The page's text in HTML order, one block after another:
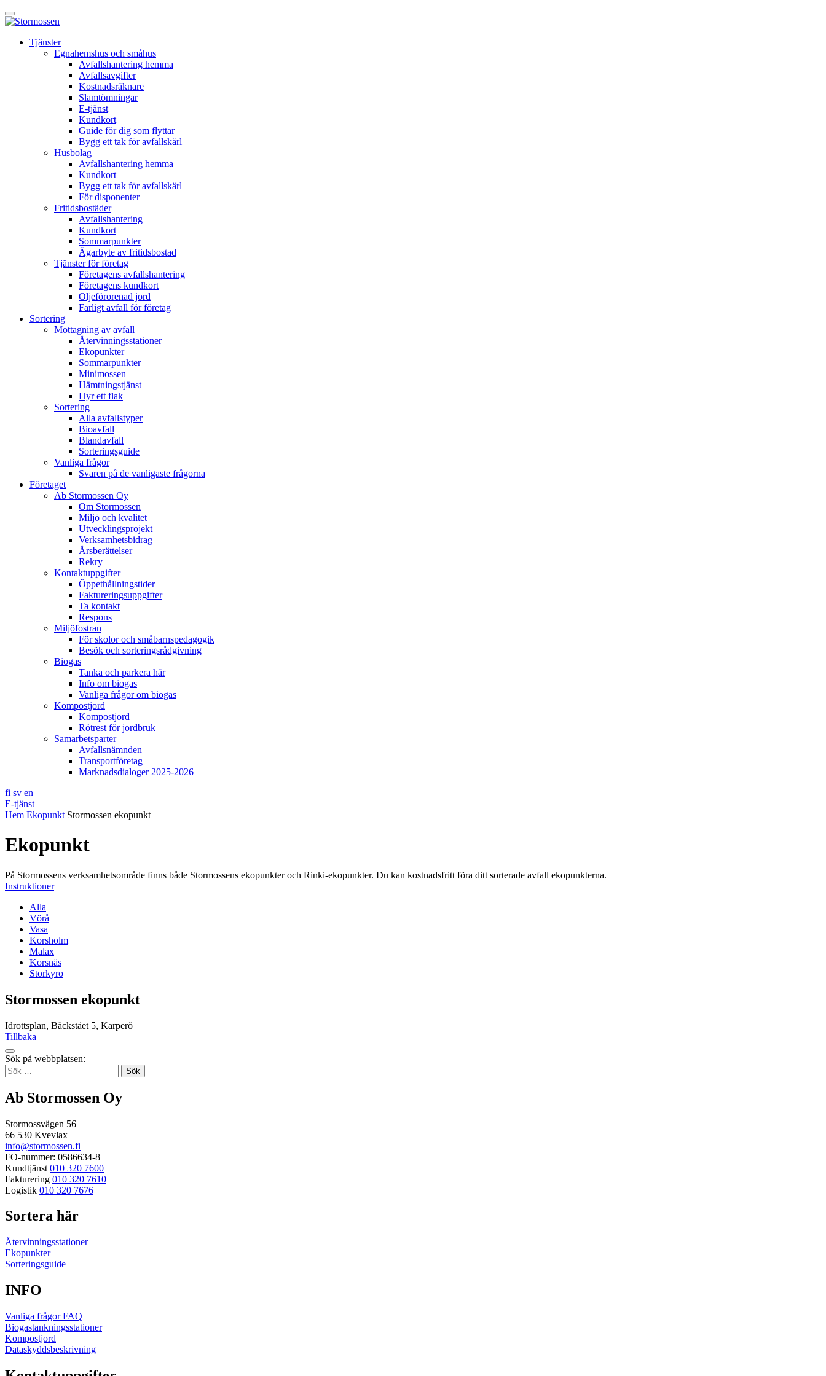
Skip
toÖppna
huvudmeny
tjänst
Tjänster
Egnahemshus och småhus
Avfallshantering hemma
Avfallsavgifter
Kostnadsräknare
Slamtömningar
E-tjänst
Kundkort
Guide för dig som flyttar
Bygg ett tak för avfallskärl
Husbolag
Avfallshantering hemma
Kundkort
Bygg ett tak för avfallskärl
För disponenter
Fritidsbostäder
Avfallshantering
Kundkort
Sommarpunkter
Ägarbyte av fritidsbostad
Tjänster för företag
Företagens avfallshantering
Företagens kundkort
Oljeförorenad jord
Farligt avfall för företag
Sortering
Mottagning av avfall
Återvinningsstationer
Ekopunkter
Sommarpunkter
Minimossen
Hämtningstjänst
Hyr ett flak
Sortering
Alla avfallstyper
Bioavfall
Blandavfall
Sorteringsguide
Vanliga frågor
Svaren på de vanligaste frågorna
Företaget
Ab Stormossen Oy
Om Stormossen
Miljö och kvalitet
Utvecklingsprojekt
Verksamhetsbidrag
Årsberättelser
Rekry
Kontaktuppgifter
Öppethållningstider
Faktureringsuppgifter
Ta kontakt
Respons
Miljöfostran
För skolor och småbarnspedagogik
Besök och sorteringsrådgivning
Biogas
Tanka och parkera här
Info om biogas
Vanliga frågor om biogas
Kompostjord
Kompostjord
Rötrest för jordbruk
Samarbetsparter
Avfallsnämnden
Transportföretag
Marknadsdialoger 2025-2026
fi sv en
E-tjänst
Hem Ekopunkt Stormossen ekopunkt
Ekopunkt
På Stormossens verksamhetsområde finns både Stormossens ekopunkter och Rinki-ekopunkter. Du kan kostnadsfritt föra ditt sorterade avfall ekopunkterna.
Instruktioner
Alla
Vörå
Vasa
Korsholm
Malax
Korsnäs
Storkyro
Stormossen ekopunkt
Idrottsplan, Bäckstået 5, Karperö
Tillbaka
Tillbaka
up
Sök på webbplatsen:
Sök
efter:
Ab Stormossen Oy
Stormossvägen 56
66 530 Kvevlax
info@stormossen.fi
FO-nummer: 0586634-8
Kundtjänst 010 320 7600
Fakturering 010 320 7610
Logistik 010 320 7676
Sortera här
Återvinningsstationer
Ekopunkter
Sorteringsguide
INFO
Vanliga frågor FAQ
Biogastankningsstationer
Kompostjord
Dataskyddsbeskrivning